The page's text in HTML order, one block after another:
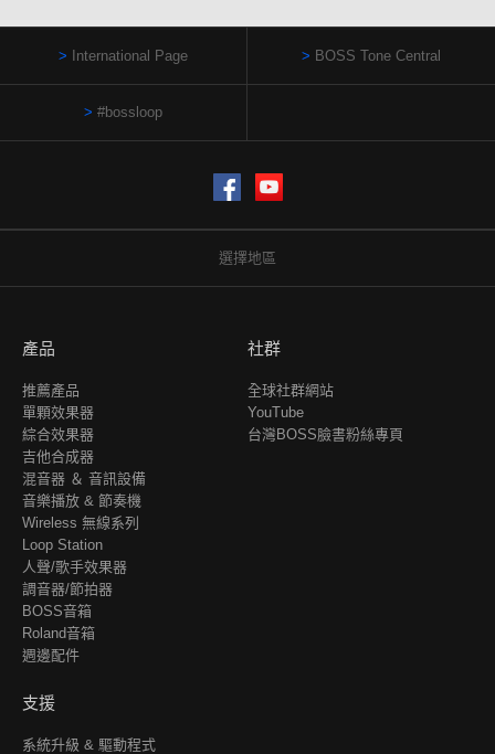
International Page BOSS Tone Central
#bossloop
FacebookYouTube
選擇地區
產品
推薦產品
單顆效果器
綜合效果器
吉他合成器
混音器 ＆ 音訊設備
音樂播放 & 節奏機
Wireless 無線系列
Loop Station
人聲/歌手效果器
調音器/節拍器
BOSS音箱
Roland音箱
週邊配件
社群
全球社群網站
YouTube
台灣BOSS臉書粉絲專頁
支援
系統升級 & 驅動程式